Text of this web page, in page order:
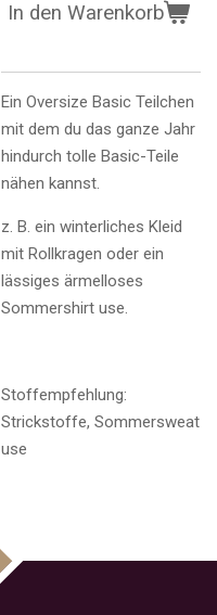
In den Warenkorb
Ein Oversize Basic Teilchen
mit dem du das ganze Jahr
hindurch tolle Basic-Teile
nähen kannst.
z. B. ein winterliches Kleid
mit Rollkragen oder ein
lässiges ärmelloses
Sommershirt use.
Stoffempfehlung:
Strickstoffe, Sommersweat
use